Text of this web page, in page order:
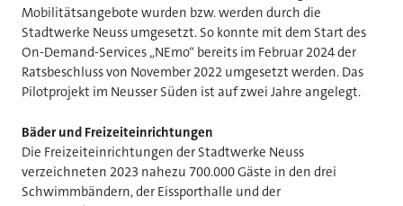
Mobilitätsangebote wurden bzw. werden durch die
Stadtwerke Neuss umgesetzt. So konnte mit dem Start des
On-Demand-Services „NEmo“ bereits im Februar 2024 der
Ratsbeschluss von November 2022 umgesetzt werden. Das
Pilotprojekt im Neusser Süden ist auf zwei Jahre angelegt.
Bäder und Freizeiteinrichtungen
Die Freizeiteinrichtungen der Stadtwerke Neuss
verzeichneten 2023 nahezu 700.000 Gäste in den drei
Schwimmbändern, der Eissporthalle und der